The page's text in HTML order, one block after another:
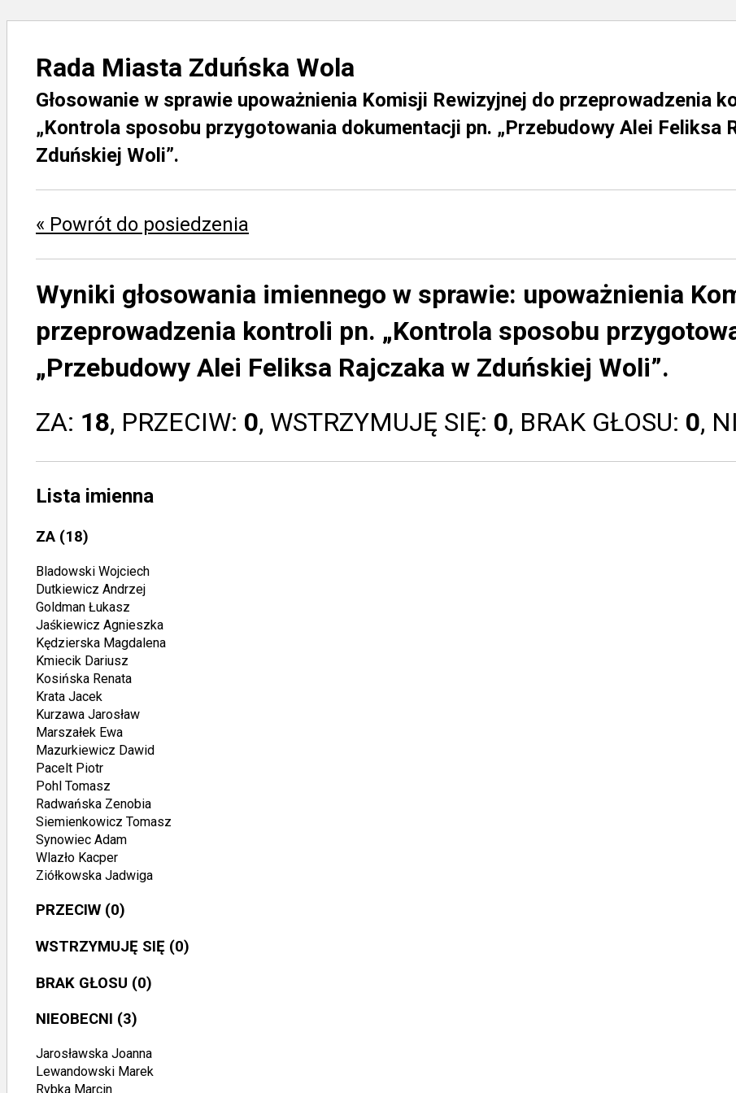
Rada Miasta Zduńska Wola
Głosowanie w sprawie upoważnienia Komisji Rewizyjnej do przeprowadzenia
„Kontrola sposobu przygotowania dokumentacji pn. „Przebudowy Alei Feliksa
Zduńskiej Woli”.
« Powrót do posiedzenia
Wyniki głosowania imiennego w sprawie: upoważnienia
przeprowadzenia kontroli pn. „Kontrola sposobu
„Przebudowy Alei Feliksa Rajczaka w Zduńskiej Woli”.
ZA: 18, PRZECIW: 0, WSTRZYMUJĘ SIĘ: 0, BRAK GŁOSU: 0,
Lista imienna
ZA (18)
Bladowski Wojciech
Dutkiewicz Andrzej
Goldman Łukasz
Jaśkiewicz Agnieszka
Kędzierska Magdalena
Kmiecik Dariusz
Kosińska Renata
Krata Jacek
Kurzawa Jarosław
Marszałek Ewa
Mazurkiewicz Dawid
Pacelt Piotr
Pohl Tomasz
Radwańska Zenobia
Siemienkowicz Tomasz
Synowiec Adam
Wlazło Kacper
Ziółkowska Jadwiga
PRZECIW (0)
WSTRZYMUJĘ SIĘ (0)
BRAK GŁOSU (0)
NIEOBECNI (3)
Jarosławska Joanna
Lewandowski Marek
Rybka Marcin